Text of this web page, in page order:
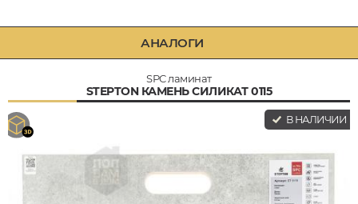
АНАЛОГИ
SPC ламинат
STEPTON КАМЕНЬ СИЛИКАТ 0115
В НАЛИЧИИ